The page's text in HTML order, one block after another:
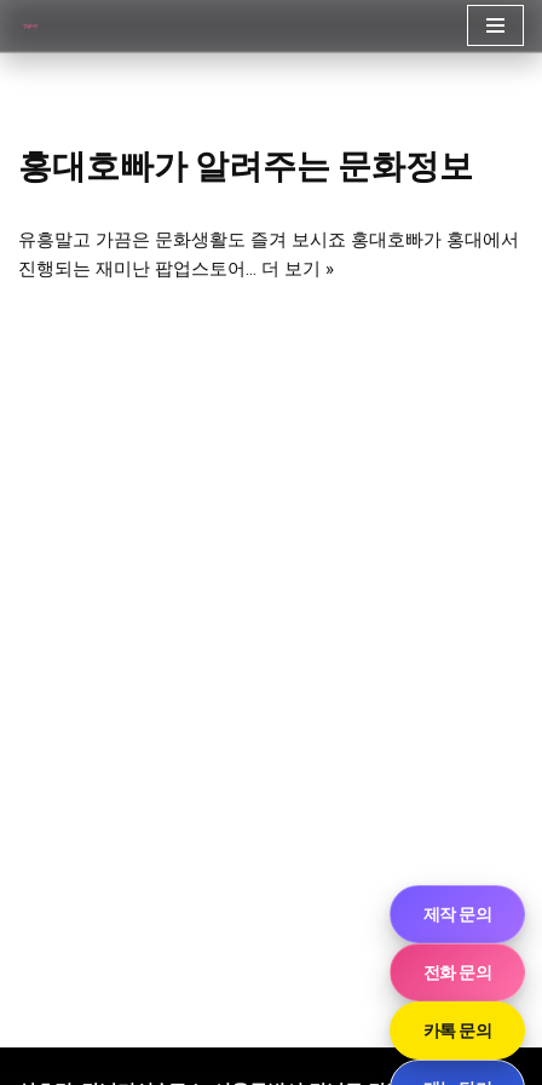
콘
로
건
뛰
기
홍대호빠가 알려주는 문화정보
유흥말고 가끔은 문화생활도 즐겨 보시죠 홍대호빠가 홍대에서
진행되는 재미난 팝업스토어… 더 보기 »
제작 문의
전화 문의
카톡 문의